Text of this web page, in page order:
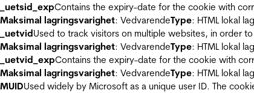
_uetsid_expContains the expiry-date for the cookie with
Maksimal lagringsvarighet: VedvarendeType: HTML lokal
_uetvidUsed to track visitors on multiple websites, in order
Maksimal lagringsvarighet: VedvarendeType: HTML lokal
_uetvid_expContains the expiry-date for the cookie with
Maksimal lagringsvarighet: VedvarendeType: HTML lokal
MUIDUsed widely by Microsoft as a unique user ID. The